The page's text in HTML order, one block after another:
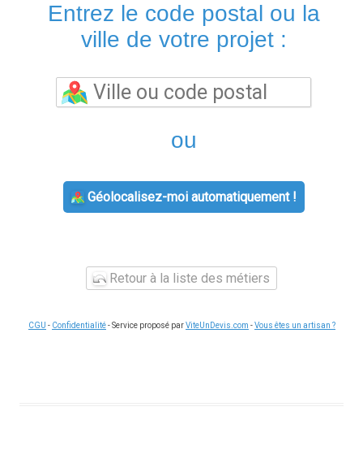
Entrez le code postal ou la
ville de votre projet :
ou
Géolocalisez-moi automatiquement !
Retour à la liste des métiers
CGU - Confidentialité- Service proposé parViteUnDevis.com -Vous êtes un artisan ?